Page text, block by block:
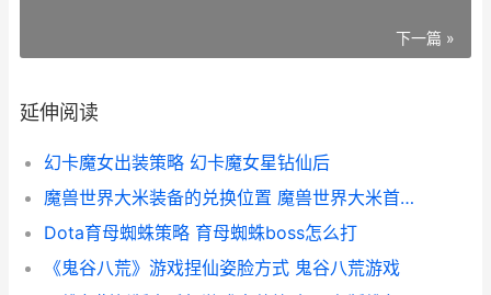
下一篇 »
延伸阅读
幻卡魔女出装策略 幻卡魔女星钻仙后
魔兽世界大米装备的兑换位置 魔兽世界大米首次拿6件装备
Dota育母蜘蛛策略 育母蜘蛛boss怎么打
《鬼谷八荒》游戏捏仙姿脸方式 鬼谷八荒游戏